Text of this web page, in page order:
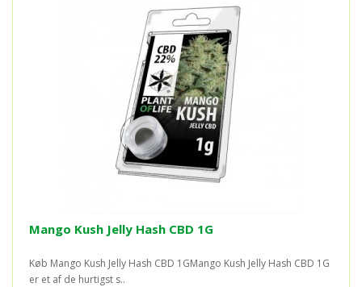
Mango Kush Jelly Hash CBD 1G
Køb Mango Kush Jelly Hash CBD 1GMango Kush Jelly Hash CBD 1G
er et af de hurtigst s..